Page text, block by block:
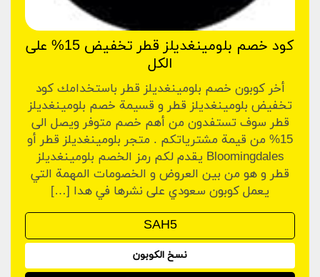
كود خصم بلومينغديلز قطر تخفيض 15% على
الكل
أخر كوبون خصم بلومينغديلز قطر باستخدامك كود
تخفيض بلومينغديلز قطر و قسيمة خصم بلومينغديلز
قطر سوف تستفدون من أهم خصم متوفر ويصل الى
15% من قيمة مشترياتكم . متجر بلومينغديلز قطر أو
Bloomingdales يقدم لكم رمز الخصم بلومينغديلز
قطر و هو من بين العروض و الخصومات المهمة التي
يعمل كوبون سعودي على نشرها في هدا […]
نسخ الكوبون